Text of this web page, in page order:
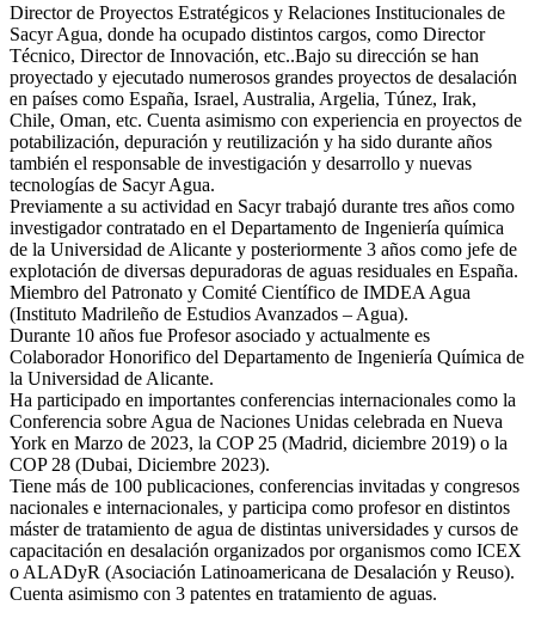
Director de Proyectos Estratégicos y Relaciones Institucionales de
Sacyr Agua, donde ha ocupado distintos cargos, como Director
Técnico, Director de Innovación, etc..Bajo su dirección se han
proyectado y ejecutado numerosos grandes proyectos de desalación
en países como España, Israel, Australia, Argelia, Túnez, Irak,
Chile, Oman, etc. Cuenta asimismo con experiencia en proyectos de
potabilización, depuración y reutilización y ha sido durante años
también el responsable de investigación y desarrollo y nuevas
tecnologías de Sacyr Agua.
Previamente a su actividad en Sacyr trabajó durante tres años como
investigador contratado en el Departamento de Ingeniería química
de la Universidad de Alicante y posteriormente 3 años como jefe de
explotación de diversas depuradoras de aguas residuales en España.
Miembro del Patronato y Comité Científico de IMDEA Agua
(Instituto Madrileño de Estudios Avanzados – Agua).
Durante 10 años fue Profesor asociado y actualmente es
Colaborador Honorifico del Departamento de Ingeniería Química de
la Universidad de Alicante.
Ha participado en importantes conferencias internacionales como la
Conferencia sobre Agua de Naciones Unidas celebrada en Nueva
York en Marzo de 2023, la COP 25 (Madrid, diciembre 2019) o la
COP 28 (Dubai, Diciembre 2023).
Tiene más de 100 publicaciones, conferencias invitadas y congresos
nacionales e internacionales, y participa como profesor en distintos
máster de tratamiento de agua de distintas universidades y cursos de
capacitación en desalación organizados por organismos como ICEX
o ALADyR (Asociación Latinoamericana de Desalación y Reuso).
Cuenta asimismo con 3 patentes en tratamiento de aguas.